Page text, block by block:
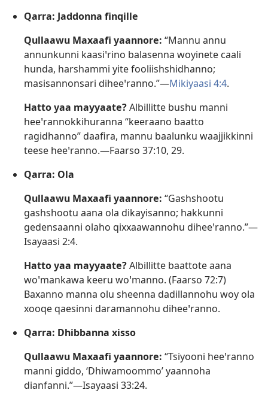
Qarra: Jaddonna finqille
Qullaawu Maxaafi yaannore: “Mannu annu
annunkunni kaasiꞌrino balasenna woyinete caali
hunda, harshammi yite fooliishshidhanno;
masisannonsari diheeꞌranno.”—Mikiyaasi 4:4.
Hatto yaa mayyaate?Albillitte bushu manni
heeꞌrannokkihuranna “keeraano baatto
ragidhanno” daafira, mannu baalunku waajjikkinni
teese heeꞌranno.—Faarso 37:10, 29.
Qarra: Ola
Qullaawu Maxaafi yaannore: “Gashshootu
gashshootu aana ola dikayisanno; hakkunni
gedensaanni olaho qixxaawannohu diheeꞌranno.”—
Isayaasi 2:4.
Hatto yaa mayyaate?Albillitte baattote aana
woꞌmankawa keeru woꞌmanno. (Faarso 72:7)
Baxanno manna olu sheenna dadillannohu woy ola
xooqe qaesinni daramannohu diheeꞌranno.
Qarra: Dhibbanna xisso
Qullaawu Maxaafi yaannore: “Tsiyooni heeꞌranno
manni giddo, ‘Dhiwamoommo’ yaannoha
dianfanni.”—Isayaasi 33:24.